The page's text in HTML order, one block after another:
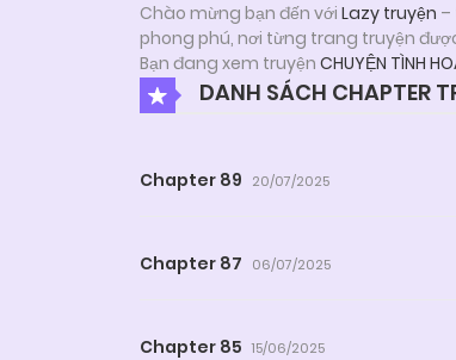
Chào mừng bạn đến với Lazy truyện –
phong phú, nơi từng trang truyện
Bạn đang xem truyện CHUYỆN TÌNH
DANH SÁCH CHAPTER
Chapter 89 20/07/2025
Chapter 87 06/07/2025
Chapter 85 15/06/2025